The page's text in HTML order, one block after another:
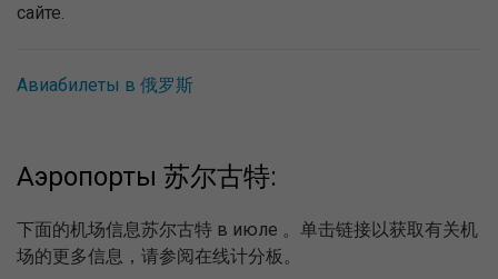
сайте.
Авиабилеты в 俄罗斯
Аэропорты 苏尔古特:
下面的机场信息苏尔古特 в июле 。单击链接以获取有关机
场的更多信息，请参阅在线计分板。